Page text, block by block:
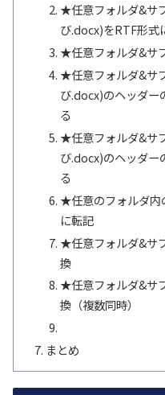
★任意フォルダ&サ
び.docx)をRTF形式
★任意フォルダ&サ
★任意フォルダ&サ
び.docx)のヘッダー
る
★任意フォルダ&サ
び.docx)のヘッダー
る
★任意のフォルダ内
に転記
★任意フォルダ&サ
換
★任意フォルダ&サ
換（複数同時）
まとめ